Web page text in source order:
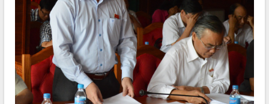
Khơi thông điểm nghẽn, đẩy nhanh
giải ngân vốn khắc phục thiên tai
HĐND tỉnh thông qua điều chỉnh Quy
hoạch tỉnh thời kỳ 2021-2030
Hội thảo góp ý hồ sơ điều chỉnh quy
hoạch tỉnh Đắk Lắk thời kỳ 2021-2030,
tầm nhìn đến năm 2050